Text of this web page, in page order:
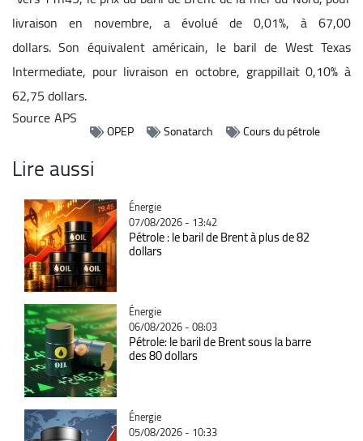
livraison en novembre, a évolué de 0,01%, à 67,00
dollars.Son équivalent américain, le baril de West Texas
Intermediate, pour livraison en octobre, grappillait 0,10% à
62,75 dollars.
SourceAPS
OPEP Sonatarch Cours du pétrole
Lire aussi
Catégorie
Énergie
07/08/2026 - 13:42
Pétrole : le baril de Brent à plus de 82
dollars
Catégorie
Énergie
06/08/2026 - 08:03
Pétrole: le baril de Brent sous la barre
des 80 dollars
Catégorie
Énergie
05/08/2026 - 10:33